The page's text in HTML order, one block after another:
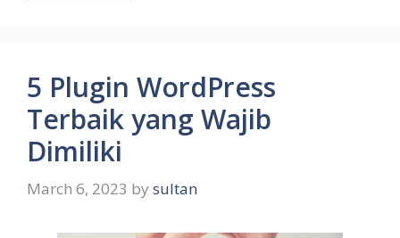
5 Plugin WordPress
Terbaik yang Wajib
Dimiliki
March 6, 2023 by sultan